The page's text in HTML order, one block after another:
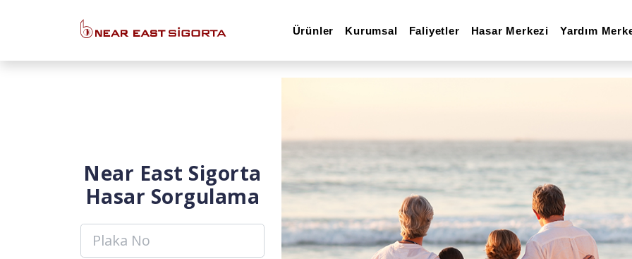
Ürünler Kurumsal Faliyetler Hasar Merkezi Yardım
Near East Sigorta
Hasar Sorgulama